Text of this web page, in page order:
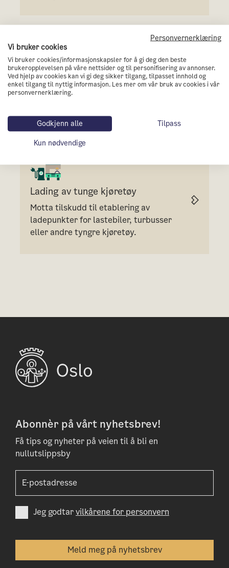
Lading av elvarebil
Motta støtte til ladeinfrastruktur,
elvarebiler.
Lading av tunge kjøretøy
Motta tilskudd til etablering av
ladepunkter for lastebiler, turbusser
eller andre tyngre kjøretøy.
Abonnèr på vårt nyhetsbrev!
Få tips og nyheter på veien til å bli en
nullutslippsby
Jeg godtarvilkårene for personvern
Personvernerklæring
Vi bruker cookies
Vi bruker cookies/informasjonskapsler for å gi deg den beste
brukeropplevelsen på våre nettsider og til personifisering av annonser.
Ved hjelp av cookies kan vi gi deg sikker tilgang, tilpasset innhold og
enkel tilgang til nyttig informasjon. Les mer om vår bruk av cookies i vår
personvernerklæring.
Godkjenn alle
Tilpass
Kun nødvendige